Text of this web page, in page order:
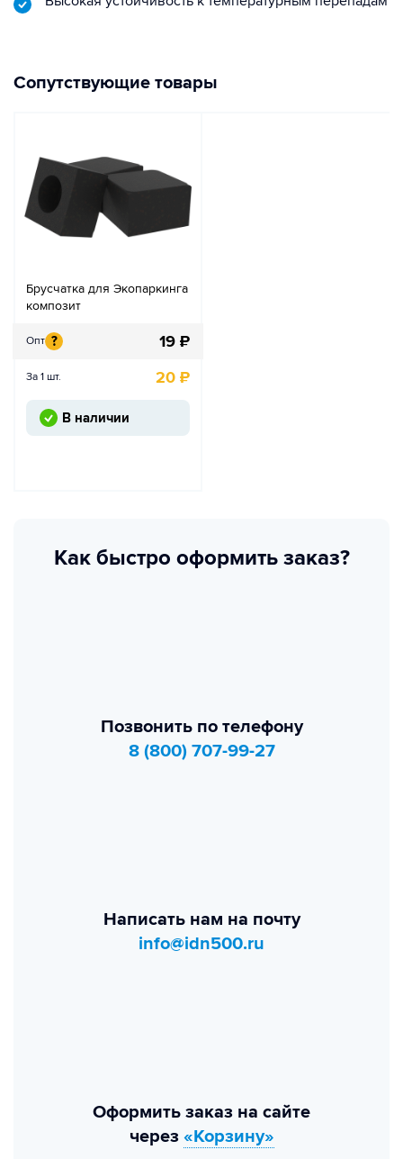
Сопутствующие товары
Брусчатка для Экопаркинга
композит
Опт ? 19 ₽
За 1 шт. 20 ₽
В наличии
Как быстро оформить заказ?
Позвонить по телефону
8 (800) 707-99-27
Написать нам на почту
info@idn500.ru
Оформить заказ на сайте
через «Корзину»